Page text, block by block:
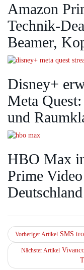
Amazon
Technik-
Beamer,
Disney+
Meta
und
HBO Max
Prime
Vorheriger Artikel SMS
Nächster Artikel